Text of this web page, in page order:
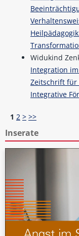
Widukind
Integration
Zeitschrift für
Integrative
1 2 > >>
Inserate